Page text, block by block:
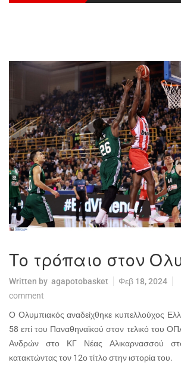
League 1
Το τρόπαιο στον
Written by agapotobasket Φεβ 18, 2024
comment
Ο Ολυμπιακός αναδείχθηκε κυπελλούχος
58 επί του Παναθηναϊκού στον τελικό του
Ανδρών στο ΚΓ Νέας Αλικαρνασσού
κατακτώντας τον 12ο τίτλο στην ιστορία του.